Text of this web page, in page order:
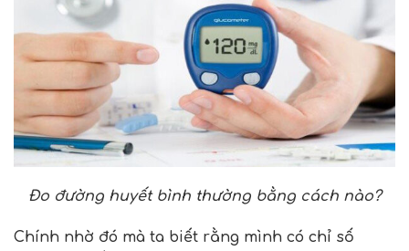
Đo đường huyết bình thường bằng cách nào?
Chính nhờ đó mà ta biết rằng mình có chỉ số